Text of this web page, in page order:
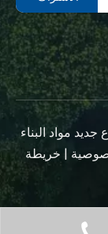
مواد البناء
| خريطة